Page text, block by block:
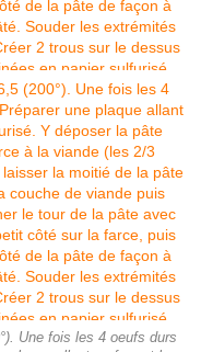
Une fois les 4 oeufs durs